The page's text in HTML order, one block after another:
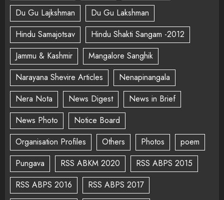
Du Gu Lajkshman
Du Gu Lakshman
Hindu Samajotsav
Hindu Shakti Sangam -2012
Jammu & Kashmir
Mangalore Sanghik
Narayana Shevire Articles
Nenapinangala
Nera Nota
News Digest
News in Brief
News Photo
Notice Board
Organisation Profiles
Others Photos
poem
Pungava
RSS ABKM 2020
RSS ABPS 2015
RSS ABPS 2016
RSS ABPS 2017